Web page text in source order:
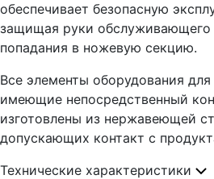
обеспечивает безопасную
защищая руки обслуживающего
попадания в ножевую секцию.
Все элементы оборудования
имеющие непосредственный
изготовлены из нержавеющей
допускающих контакт с
Технические характеристики